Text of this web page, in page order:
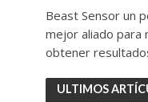
Beast Sensor un
mejor aliado para
obtener
ULTIMOS